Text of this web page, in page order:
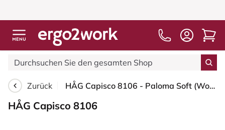
Zurück HÅG Capisco 8106 - Paloma Soft (Wollsdorf) - Semi-Anilinleder - ATG55185 - Charcoal - Blush Rose - 265 mm (Sitzhöhe 53-79cm) - Harte Rollen für weiche Böden
HÅG Capisco 8106